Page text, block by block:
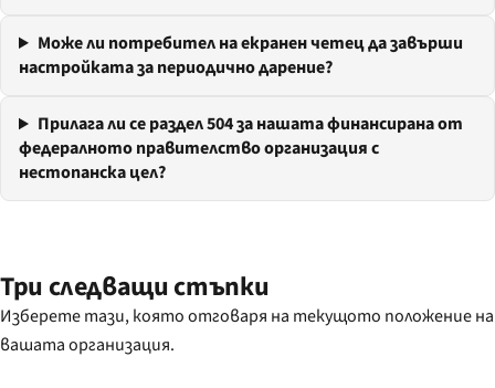
Може ли потребител на екранен четец да завърши
настройката за периодично дарение?
Прилага ли се раздел 504 за нашата финансирана от
федералното правителство организация с
нестопанска цел?
Три следващи стъпки
Изберете тази, която отговаря на текущото положение на
вашата организация.